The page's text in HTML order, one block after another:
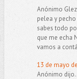
Anónimo
pelea y
sabes todo
que me echa
vamos a
13 de mayo
Anónimo